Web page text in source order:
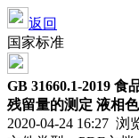
返回
国家标准
GB 31660.1-2019
残留量的测定 液相
2020-04-24 16:27 浏